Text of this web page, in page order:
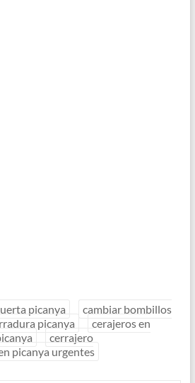
picanya
cambiar bombillos
picanya
cerajeros en
cerrajero
picanya urgentes